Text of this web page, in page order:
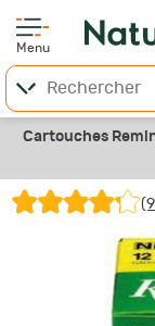
Menu
Cartouches